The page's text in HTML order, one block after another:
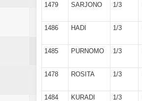
1479
SARJONO 1/3
1486
HADI 1/3
1485
PURNOMO 1/3
1478
ROSITA 1/3
1484
KURADI 1/3